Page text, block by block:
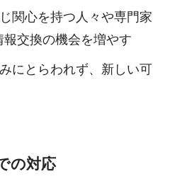
関心を持つ人々や専門家
交換の機会を増やす
にとらわれず、新しい可
の対応